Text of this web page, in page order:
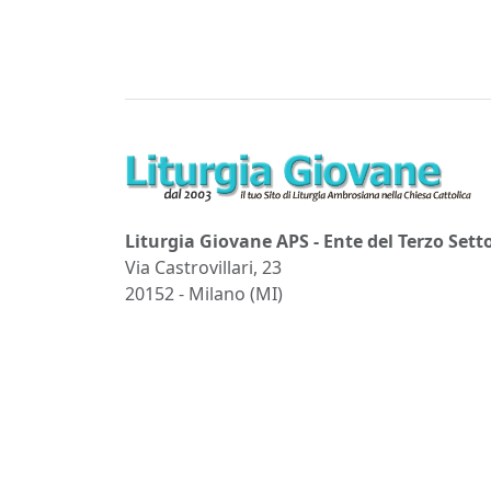
Liturgia Giovane APS - Ente del Terzo
Via Castrovillari, 23
20152 - Milano (MI)